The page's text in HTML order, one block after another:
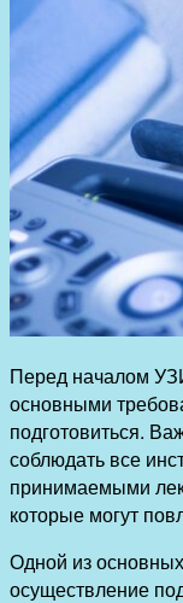
Перед началом
основными
подготовиться.
соблюдать все
принимаемыми
которые могут
Одной из
осуществление